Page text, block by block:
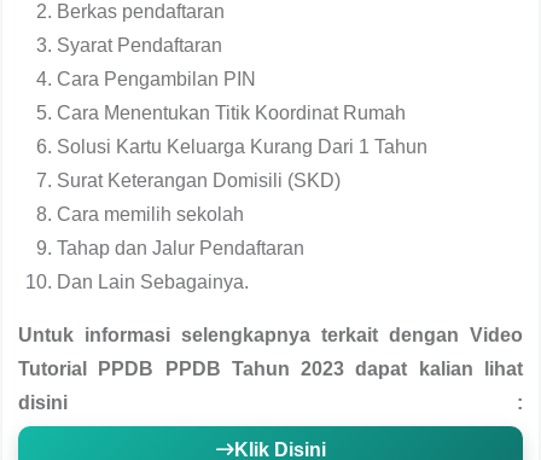
Berkas pendaftaran
Syarat Pendaftaran
Cara Pengambilan PIN
Cara Menentukan Titik Koordinat Rumah
Solusi Kartu Keluarga Kurang Dari 1 Tahun
Surat Keterangan Domisili (SKD)
Cara memilih sekolah
Tahap dan Jalur Pendaftaran
Dan Lain Sebagainya.
Untuk informasi selengkapnya terkait dengan Video
Tutorial PPDB PPDB Tahun 2023 dapat kalian lihat
disini :
Klik Disini